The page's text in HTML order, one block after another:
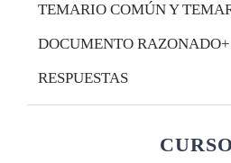
TEMARIO COMÚN Y
DOCUMENTO
RESPUESTAS